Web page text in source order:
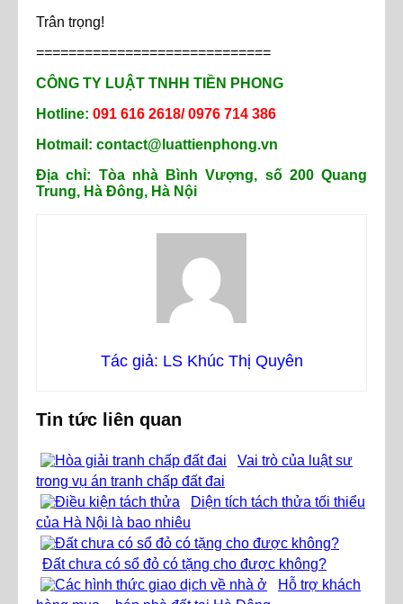
Trân trọng!
=============================
CÔNG TY LUẬT TNHH TIỀN PHONG
Hotline: 091 616 2618/ 0976 714 386
Hotmail: contact@luattienphong.vn
Địa chỉ: Tòa nhà Bình Vượng, số 200 Quang
Trung, Hà Đông, Hà Nội
Tác giả: LS Khúc Thị Quyên
Tin tức liên quan
Vai trò của luật sư
trong vụ án tranh chấp đất đai
Diện tích tách thửa tối thiểu
của Hà Nội là bao nhiêu
Đất chưa có sổ đỏ có tặng cho được không?
Hỗ trợ khách